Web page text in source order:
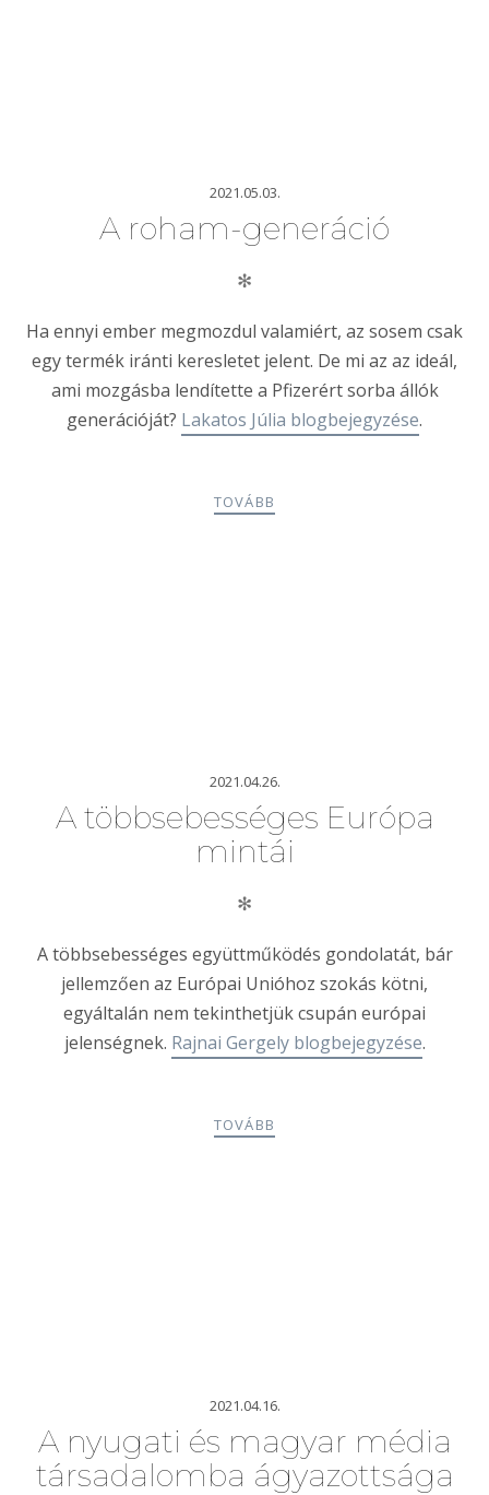
2021.05.03.
A roham-generáció
✻
Ha ennyi ember megmozdul valamiért, az sosem csak
egy termék iránti keresletet jelent. De mi az az ideál,
ami mozgásba lendítette a Pfizerért sorba állók
generációját? Lakatos Júlia blogbejegyzése.
TOVÁBB
2021.04.26.
A többsebességes Európa
mintái
✻
A többsebességes együttműködés gondolatát, bár
jellemzően az Európai Unióhoz szokás kötni,
egyáltalán nem tekinthetjük csupán európai
jelenségnek. Rajnai Gergely blogbejegyzése.
TOVÁBB
2021.04.16.
A nyugati és magyar média
társadalomba ágyazottsága